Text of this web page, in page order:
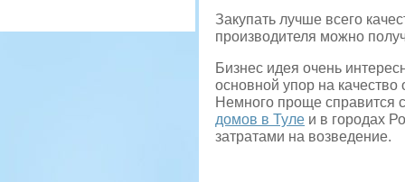
Закупать лучше всего
производителя можно
Бизнес идея очень
основной упор на качество
Немного проще справится
домов в Туле и в городах
затратами на возведение.